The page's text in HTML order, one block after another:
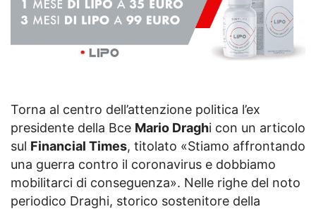
Torna al centro dell’attenzione politica l’ex
presidente della Bce Mario Draghi con un articolo
sul Financial Times, titolato «Stiamo affrontando
una guerra contro il coronavirus e dobbiamo
mobilitarci di conseguenza». Nelle righe del noto
periodico Draghi, storico sostenitore della